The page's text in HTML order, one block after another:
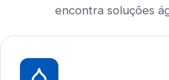
encontra soluções